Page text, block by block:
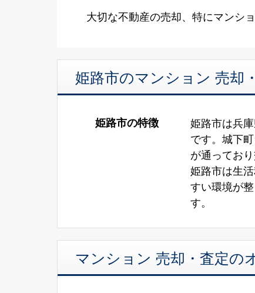
大切な不動産の売却、特にマンシ
姫路市のマンション 売却
姫路市の特徴
姫路市は兵
です。城下
が通ってお
姫路市は生
すい環境が
す。
マンション 売却・査定の